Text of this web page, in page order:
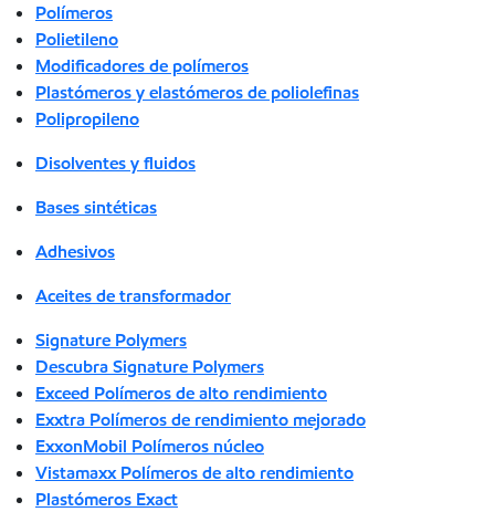
Polímeros
Polietileno
Modificadores de polímeros
Plastómeros y elastómeros de poliolefinas
Polipropileno
Disolventes y fluidos
Bases sintéticas
Adhesivos
Aceites de transformador
Signature Polymers
Descubra Signature Polymers
Exceed Polímeros de alto rendimiento
Exxtra Polímeros de rendimiento mejorado
ExxonMobil Polímeros núcleo
Vistamaxx Polímeros de alto rendimiento
Plastómeros Exact